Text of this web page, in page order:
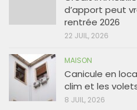
d’apport peut
rentrée 2026
22 JUIL, 2026
MAISON
Canicule en
clim et les
8 JUIL, 2026